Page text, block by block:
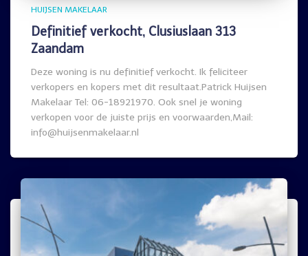
HUIJSEN MAKELAAR
Definitief verkocht, Clusiuslaan 313
Zaandam
Deze woning is nu definitief verkocht. Ik feliciteer
verkopers en kopers met dit resultaat.Patrick Huijsen
Makelaar Tel: 06-18921970. Ook snel je woning
verkopen voor de juiste prijs en voorwaarden,Mail:
info@huijsenmakelaar.nl